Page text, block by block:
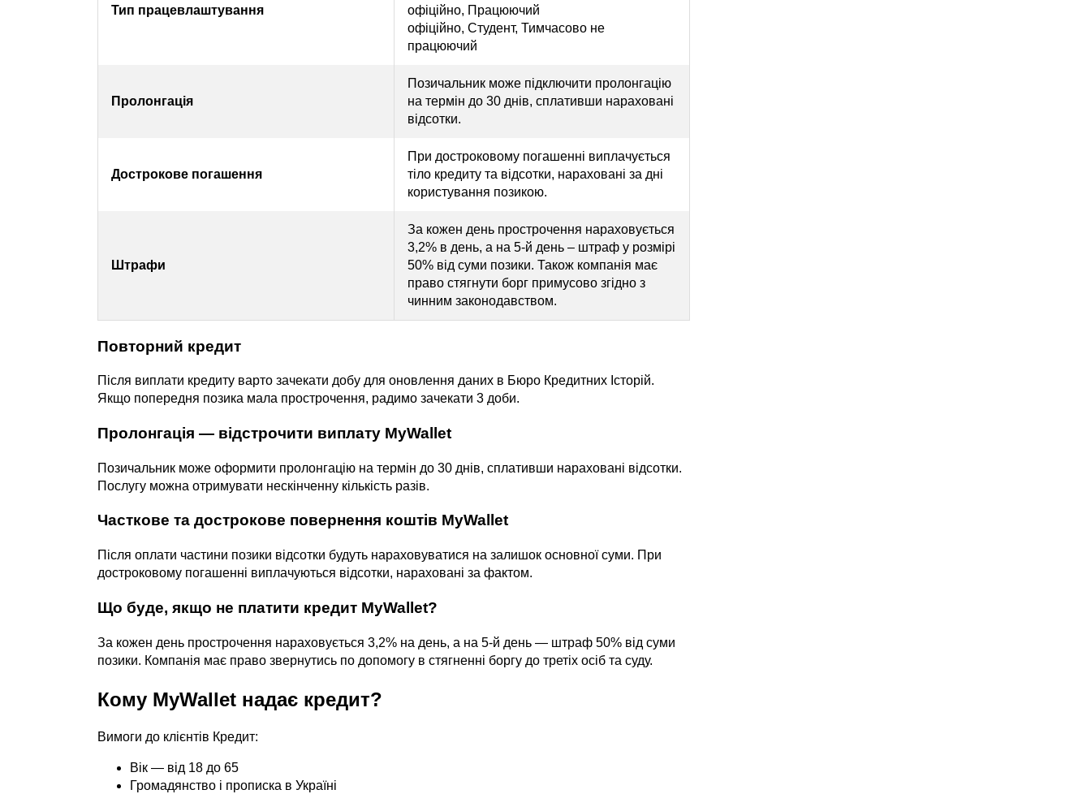
Тип працевлаштування
офіційно, Працюючий
офіційно, Студент, Тимчасово не
працюючий
Пролонгація
Позичальник може підключити пролонгацію
на термін до 30 днів, сплативши нараховані
відсотки.
Дострокове погашення
При достроковому погашенні виплачується
тіло кредиту та відсотки, нараховані за дні
користування позикою.
Штрафи
За кожен день прострочення нараховується
3,2% в день, а на 5-й день – штраф у розмірі
50% від суми позики. Також компанія має
право стягнути борг примусово згідно з
чинним законодавством.
Повторний кредит
Після виплати кредиту варто зачекати добу для оновлення даних в Бюро Кредитних Історій.
Якщо попередня позика мала прострочення, радимо зачекати 3 доби.
Пролонгація — відстрочити виплату MyWallet
Позичальник може оформити пролонгацію на термін до 30 днів, сплативши нараховані відсотки.
Послугу можна отримувати нескінченну кількість разів.
Часткове та дострокове повернення коштів MyWallet
Після оплати частини позики відсотки будуть нараховуватися на залишок основної суми. При
достроковому погашенні виплачуються відсотки, нараховані за фактом.
Що буде, якщо не платити кредит MyWallet?
За кожен день прострочення нараховується 3,2% на день, а на 5-й день — штраф 50% від суми
позики. Компанія має право звернутись по допомогу в стягненні боргу до третіх осіб та суду.
Кому MyWallet надає кредит?
Вимоги до клієнтів Кредит:
Вік — від 18 до 65
Громадянство і прописка в Україні